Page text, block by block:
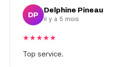
DP
Delphine Pineau
il y a 5 mois
★★★★★
Top service.